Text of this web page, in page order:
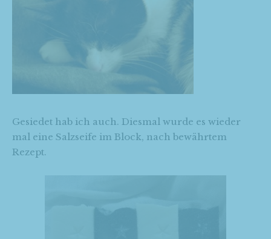
Gesiedet hab ich auch. Diesmal wurde es wieder
mal eine Salzseife im Block, nach bewährtem
Rezept.